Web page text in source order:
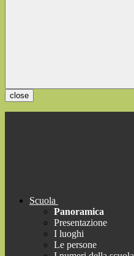
close
Scuola
Panoramica
Presentazione
I luoghi
Le persone